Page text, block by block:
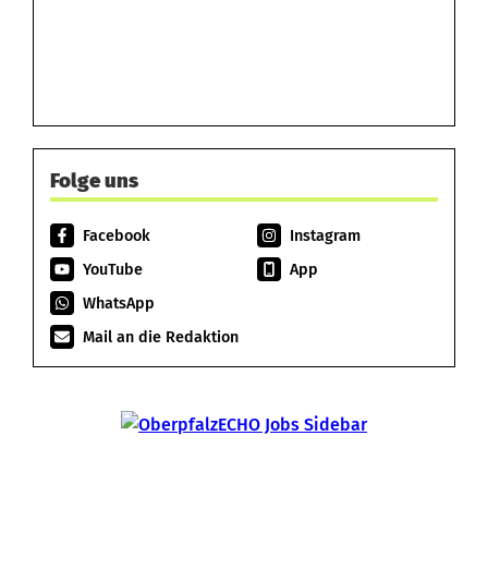
Folge uns
Facebook
Instagram
YouTube
App
WhatsApp
Mail an die Redaktion